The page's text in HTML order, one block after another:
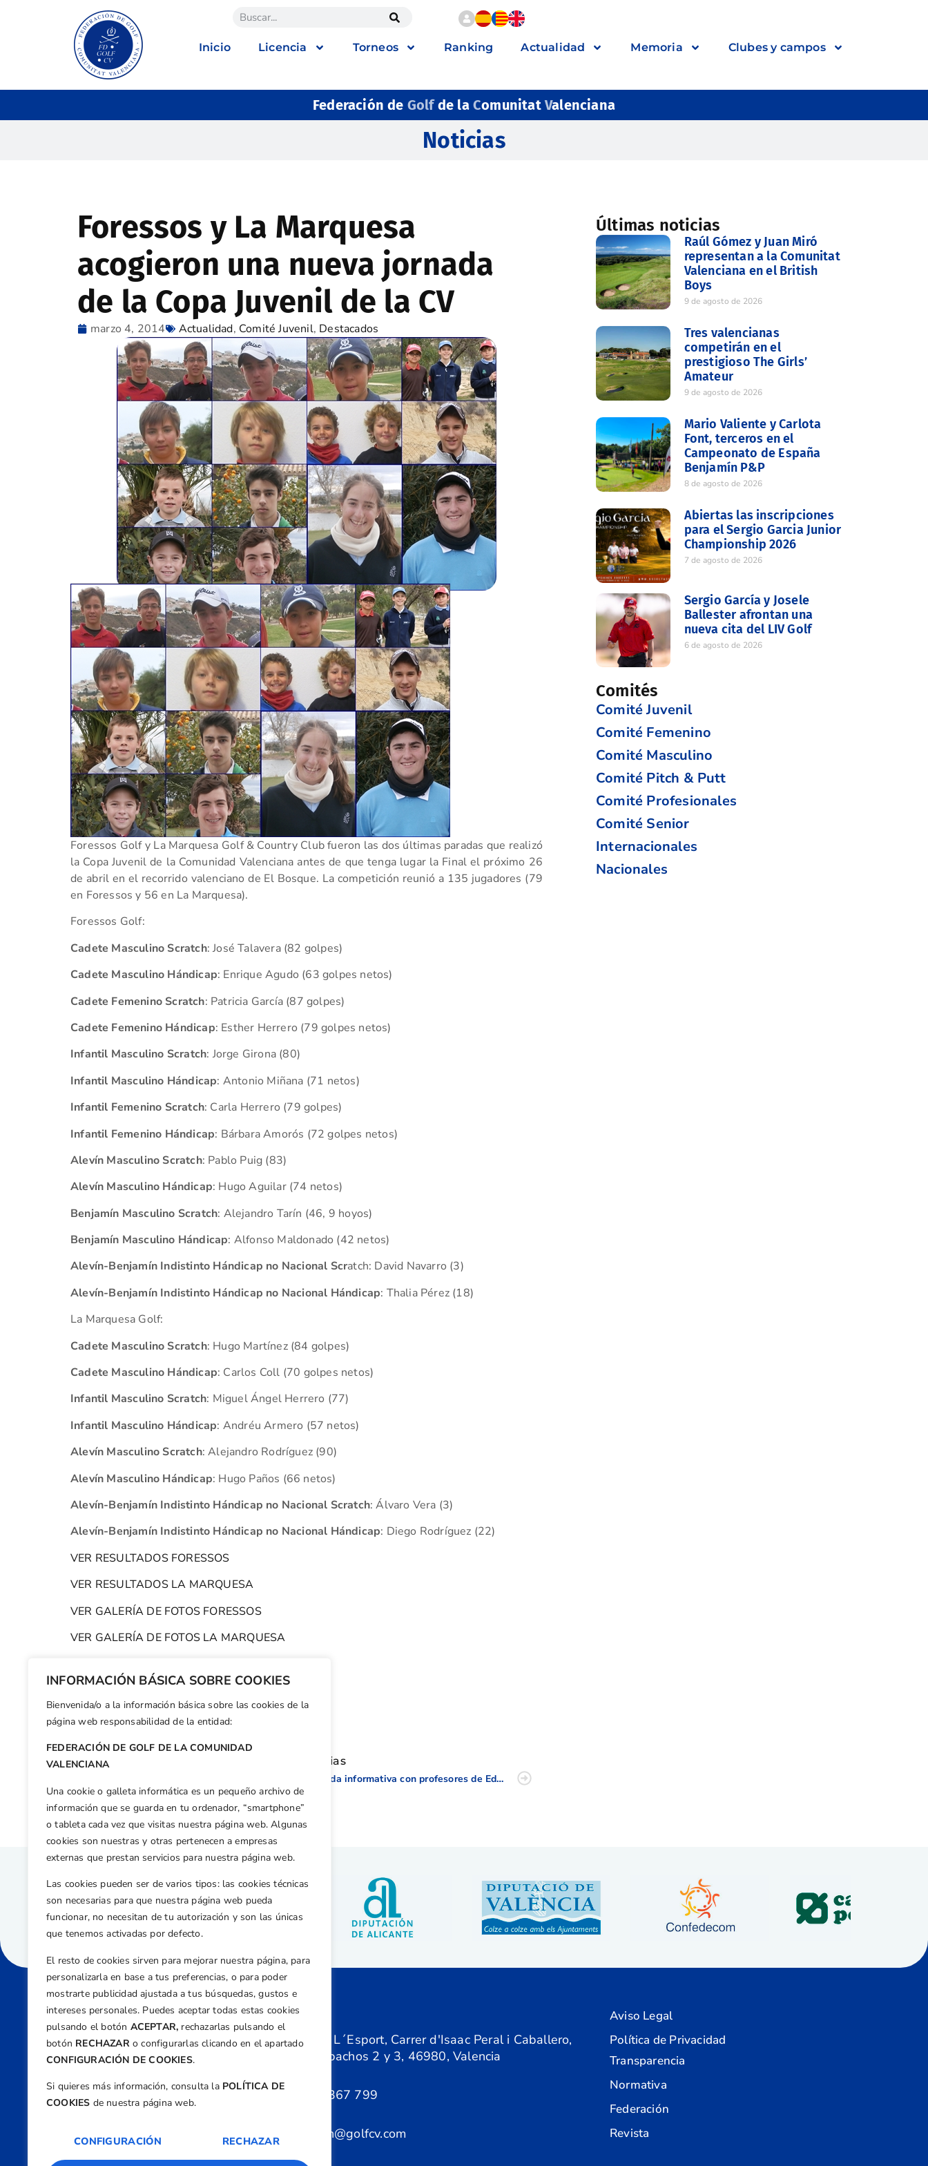
INFORMACIÓN BÁSICA SOBRE COOKIES
Bienvenida/o a la información básica sobre las cookies de la
página web responsabilidad de la entidad:
FEDERACIÓN DE GOLF DE LA COMUNIDAD
VALENCIANA
Una cookie o galleta informática es un pequeño archivo de
información que se guarda en tu ordenador, “smartphone”
o tableta cada vez que visitas nuestra página web. Algunas
cookies son nuestras y otras pertenecen a empresas
externas que prestan servicios para nuestra página web.
Las cookies pueden ser de varios tipos: las cookies técnicas
son necesarias para que nuestra página web pueda
funcionar, no necesitan de tu autorización y son las únicas
que tenemos activadas por defecto.
El resto de cookies sirven para mejorar nuestra página, para
personalizarla en base a tus preferencias, o para poder
mostrarte publicidad ajustada a tus búsquedas, gustos e
intereses personales. Puedes aceptar todas estas cookies
pulsando el botón ACEPTAR, rechazarlas pulsando el
botón RECHAZARo configurarlas clicando en el apartado
CONFIGURACIÓN DE COOKIES.
Si quieres más información, consulta la POLÍTICA DE
COOKIES de nuestra página web.
CONFIGURACIÓN RECHAZAR
Inicio Licencia Torneos Ranking Actualidad Memoria Clubes y campos
Federación de Golfde la ComunitatValenciana
Noticias
Foressos y La Marquesa
acogieron una nueva jornada
de la Copa Juvenil de la CV
marzo 4, 2014 Actualidad, Comité Juvenil, Destacados
Foressos Golf y La Marquesa Golf & Country Club fueron las dos últimas paradas que realizó
la Copa Juvenil de la Comunidad Valenciana antes de que tenga lugar la Final el próximo 26
de abril en el recorrido valenciano de El Bosque. La competición reunió a 135 jugadores (79
en Foressos y 56 en La Marquesa).
Foressos Golf:
Cadete Masculino Scratch: José Talavera (82 golpes)
Cadete Masculino Hándicap: Enrique Agudo (63 golpes netos)
Cadete Femenino Scratch: Patricia García (87 golpes)
Cadete Femenino Hándicap: Esther Herrero (79 golpes netos)
Infantil Masculino Scratch: Jorge Girona (80)
Infantil Masculino Hándicap: Antonio Miñana (71 netos)
Infantil Femenino Scratch: Carla Herrero (79 golpes)
Infantil Femenino Hándicap: Bárbara Amorós (72 golpes netos)
Alevín Masculino Scratch: Pablo Puig (83)
Alevín Masculino Hándicap: Hugo Aguilar (74 netos)
Benjamín Masculino Scratch: Alejandro Tarín (46, 9 hoyos)
Benjamín Masculino Hándicap: Alfonso Maldonado (42 netos)
Alevín-Benjamín Indistinto Hándicap no Nacional Scratch: David Navarro (3)
Alevín-Benjamín Indistinto Hándicap no Nacional Hándicap: Thalia Pérez (18)
La Marquesa Golf:
Cadete Masculino Scratch: Hugo Martínez (84 golpes)
Cadete Masculino Hándicap: Carlos Coll (70 golpes netos)
Infantil Masculino Scratch: Miguel Ángel Herrero (77)
Infantil Masculino Hándicap: Andréu Armero (57 netos)
Alevín Masculino Scratch: Alejandro Rodríguez (90)
Alevín Masculino Hándicap: Hugo Paños (66 netos)
Alevín-Benjamín Indistinto Hándicap no Nacional Scratch: Álvaro Vera (3)
Alevín-Benjamín Indistinto Hándicap no Nacional Hándicap: Diego Rodríguez (22)
VER RESULTADOS FORESSOS
VER RESULTADOS LA MARQUESA
VER GALERÍA DE FOTOS FORESSOS
VER GALERÍA DE FOTOS LA MARQUESA
Facebook
X WhatsApp
LinkedIn
Email
Otras noticias
Jornada informativa con profesores de Educación Física en la Escuela de Golf Elche
Últimas noticias
Raúl Gómez y Juan Miró
representan a la Comunitat
Valenciana en el British
Boys
9 de agosto de 2026
Tres valencianas
competirán en el
prestigioso The Girls’
Amateur
9 de agosto de 2026
Mario Valiente y Carlota
Font, terceros en el
Campeonato de España
Benjamín P&P
8 de agosto de 2026
Abiertas las inscripciones
para el Sergio Garcia Junior
Championship 2026
7 de agosto de 2026
Sergio García y Josele
Ballester afrontan una
nueva cita del LIV Golf
6 de agosto de 2026
Comités
Comité Juvenil
Comité Femenino
Comité Masculino
Comité Pitch & Putt
Comité Profesionales
Comité Senior
Internacionales
Nacionales
Centre de L´Esport, Carrer d'Isaac Peral i Caballero,
Nº 5, Despachos 2 y 3, 46980, Valencia
+34 961 367 799
federacion@golfcv.com
Aviso Legal
Política de Privacidad
Transparencia
Normativa
Federación
Revista